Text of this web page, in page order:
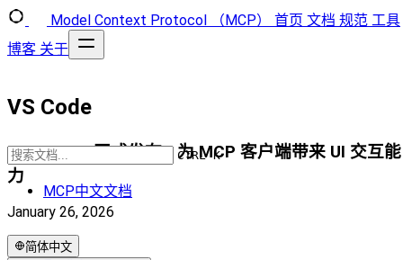
Model Context Protocol （MCP） 首页 文档 规范 工具
博客 关于
CTRL K
MCP中文文档
VS Code
MCP Apps 正式发布 - 为 MCP 客户端带来 UI 交互能
力
January 26, 2026
简体中文